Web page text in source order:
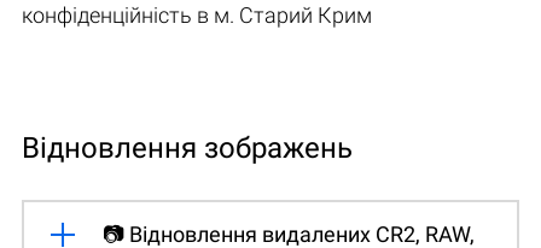
конфіденційність в м. Старий Крим
Відновлення зображень
📷 Відновлення видалених CR2, RAW,